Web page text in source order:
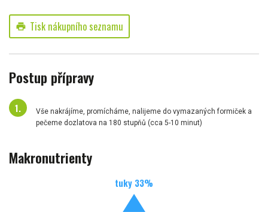
print Tisk nákupního seznamu
Postup přípravy
Vše nakrájíme, promícháme, nalijeme do vymazaných formiček a
pečeme dozlatova na 180 stupňů (cca 5-10 minut)
Makronutrienty
tuky 33%